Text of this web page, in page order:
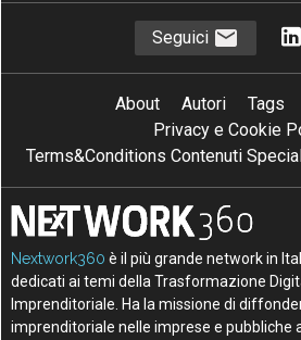
Seguici
About Autori Tags
Privacy e Cookie
Terms&Conditions Contenuti
Nextwork360 è il più grande network in
dedicati ai temi della Trasformazione
Imprenditoriale. Ha la missione di
imprenditoriale nelle imprese e pubbliche